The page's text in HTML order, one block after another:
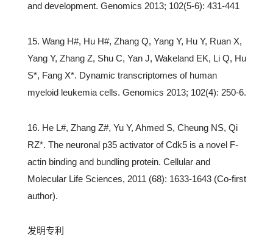
and development. Genomics 2013; 102(5-6): 431-441
15. Wang H#, Hu H#, Zhang Q, Yang Y, Hu Y, Ruan X,
Yang Y, Zhang Z, Shu C, Yan J, Wakeland EK, Li Q, Hu
S*, Fang X*. Dynamic transcriptomes of human
myeloid leukemia cells. Genomics 2013; 102(4): 250-6.
16. He L#, Zhang Z#, Yu Y, Ahmed S, Cheung NS, Qi
RZ*. The neuronal p35 activator of Cdk5 is a novel F-
actin binding and bundling protein. Cellular and
Molecular Life Sciences, 2011 (68): 1633-1643 (Co-first
author).
发明专利